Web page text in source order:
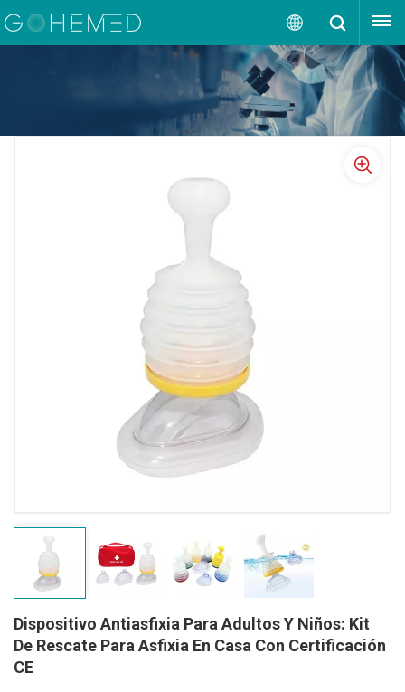
Español
English
español
português
العربية
OBTENGA UNA COTIZACIÓN
Dispositivo Antiasfixia Para Adultos Y Niños: Kit
De Rescate Para Asfixia En Casa Con Certificación
CE